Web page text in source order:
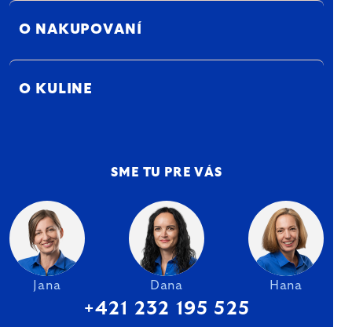
O NAKUPOVANÍ
O KULINE
SME TU PRE VÁS
Jana Dana Hana
+421 232 195 525